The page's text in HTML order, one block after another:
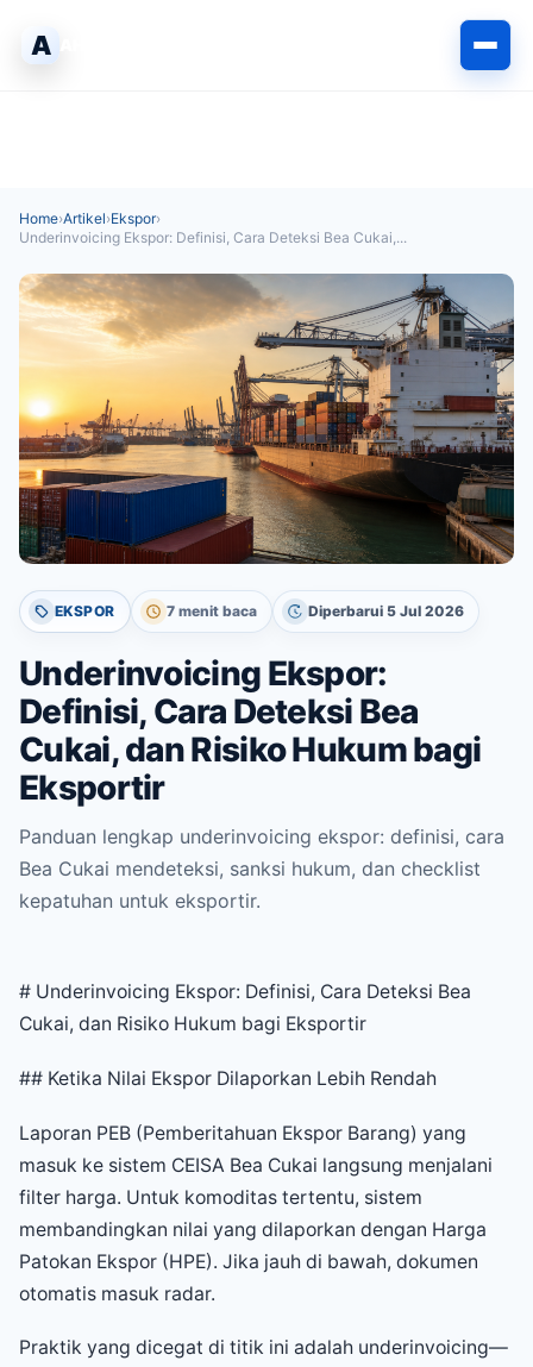
A
Home›Artikel›Ekspor›
Underinvoicing Ekspor: Definisi, Cara Deteksi Bea Cukai,...
EKSPOR 7 menit baca Diperbarui 5 Jul 2026
Underinvoicing Ekspor:
Definisi, Cara Deteksi Bea
Cukai, dan Risiko Hukum bagi
Eksportir
Panduan lengkap underinvoicing ekspor: definisi, cara
Bea Cukai mendeteksi, sanksi hukum, dan checklist
kepatuhan untuk eksportir.
# Underinvoicing Ekspor: Definisi, Cara Deteksi Bea
Cukai, dan Risiko Hukum bagi Eksportir
## Ketika Nilai Ekspor Dilaporkan Lebih Rendah
Laporan PEB (Pemberitahuan Ekspor Barang) yang
masuk ke sistem CEISA Bea Cukai langsung menjalani
filter harga. Untuk komoditas tertentu, sistem
membandingkan nilai yang dilaporkan dengan Harga
Patokan Ekspor (HPE). Jika jauh di bawah, dokumen
otomatis masuk radar.
Praktik yang dicegat di titik ini adalah underinvoicing—